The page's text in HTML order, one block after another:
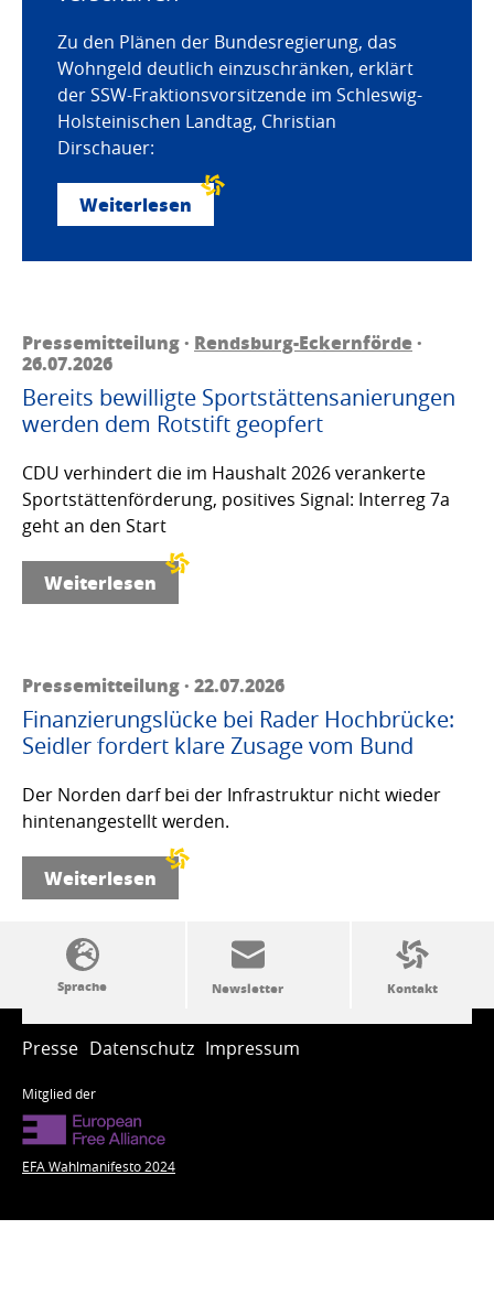
Zu den Plänen der Bundesregierung, das
Wohngeld deutlich einzuschränken, erklärt
der SSW-Fraktionsvorsitzende im Schleswig-
Holsteinischen Landtag, Christian
Dirschauer:
Weiterlesen
Pressemitteilung · Rendsburg-Eckernförde·
26.07.2026
Bereits bewilligte Sportstättensanierungen
werden dem Rotstift geopfert
CDU verhindert die im Haushalt 2026 verankerte
Sportstättenförderung, positives Signal: Interreg 7a
geht an den Start
Weiterlesen
Pressemitteilung · 22.07.2026
Finanzierungslücke bei Rader Hochbrücke:
Seidler fordert klare Zusage vom Bund
Der Norden darf bei der Infrastruktur nicht wieder
hintenangestellt werden.
Weiterlesen
SSW-Politik von A bis Z
Presse Datenschutz Impressum
Mitglied der
EFA Wahlmanifesto 2024